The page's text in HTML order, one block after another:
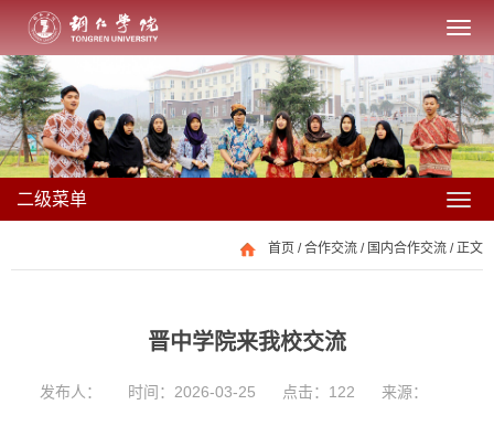
二级菜单
首页 /合作交流 / 国内合作交流 / 正文
晋中学院来我校交流
发布人： 时间：2026-03-25 点击： 122 来源：